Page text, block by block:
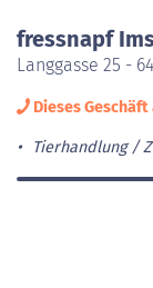
fressnapf
Langgasse 25 -
Dieses
Tierhandlung